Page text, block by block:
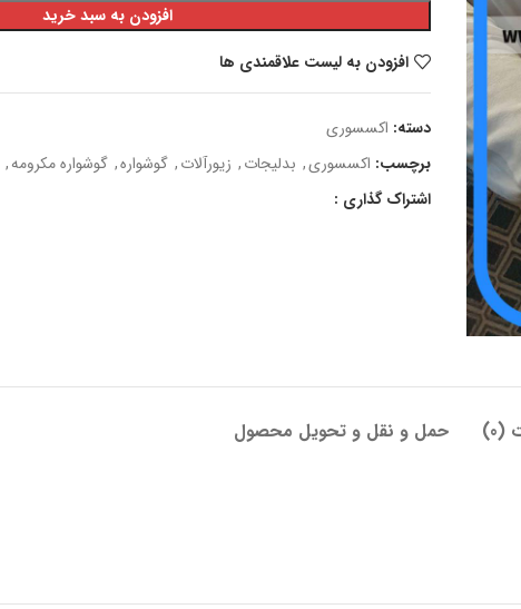
افزودن به سبد خرید
افزودن به لیست علاقمندی ها
دسته: اکسسوری
برچسب: اکسسوری, بدلیجات, زیورآلات, گوشواره, گوشواره مکرومه,
اشتراک گذاری :
(0) حمل و نقل و تحویل محصول